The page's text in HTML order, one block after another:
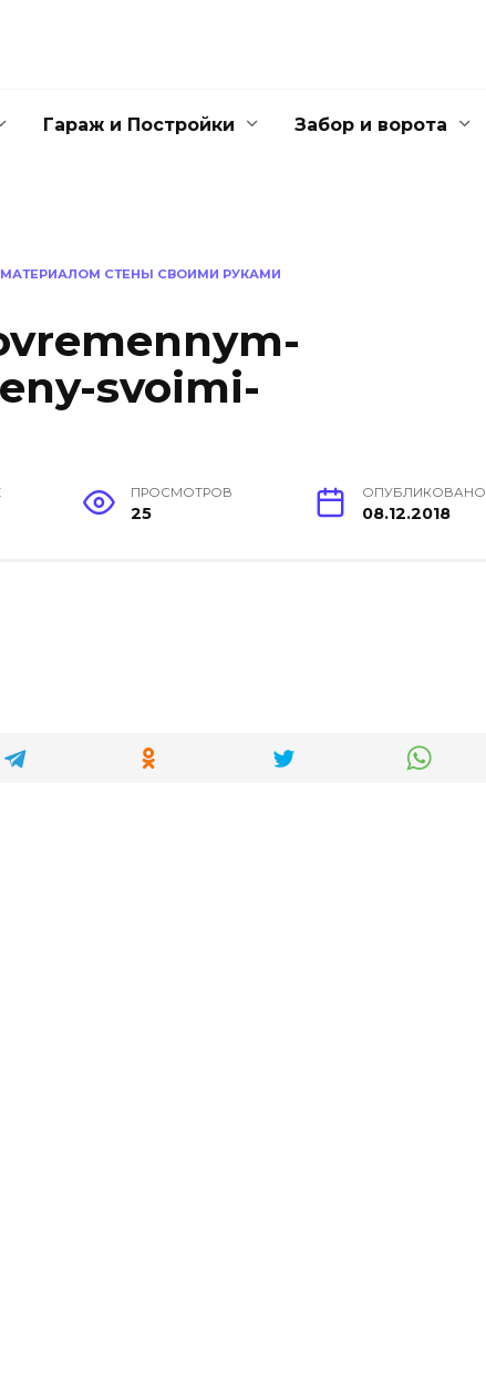
Гараж и Постройки Забор и ворота
СТЕНЫ СВОИМИ РУКАМИ
svoimi-
ПРОСМОТРОВ
25
ОПУБЛИКОВАНО
08.12.2018